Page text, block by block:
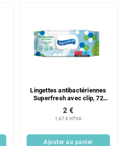
Lingettes antibactériennes
Superfresh avec clip, 72
1,67 € HTVA
2 €
Ajouter au panier